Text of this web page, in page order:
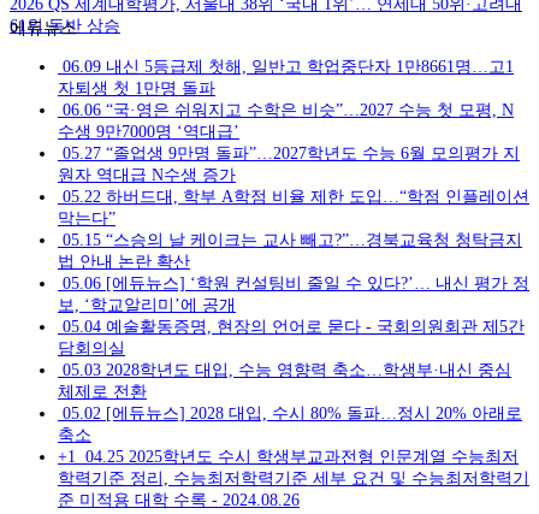
2026 QS 세계대학평가, 서울대 38위 ‘국내 1위’… 연세대 50위·고려대
61위 동반 상승
에듀뉴스
06.09 내신 5등급제 첫해, 일반고 학업중단자 1만8661명…고1
자퇴생 첫 1만명 돌파
06.06 “국·영은 쉬워지고 수학은 비슷”…2027 수능 첫 모평, N
수생 9만7000명 ‘역대급’
05.27 “졸업생 9만명 돌파”…2027학년도 수능 6월 모의평가 지
원자 역대급 N수생 증가
05.22 하버드대, 학부 A학점 비율 제한 도입…“학점 인플레이션
막는다”
05.15 “스승의 날 케이크는 교사 빼고?”…경북교육청 청탁금지
법 안내 논란 확산
05.06 [에듀뉴스] ‘학원 컨설팅비 줄일 수 있다?’… 내신 평가 정
보, ‘학교알리미’에 공개
05.04 예술활동증명, 현장의 언어로 묻다 - 국회의원회관 제5간
담회의실
05.03 2028학년도 대입, 수능 영향력 축소…학생부·내신 중심
체제로 전환
05.02 [에듀뉴스] 2028 대입, 수시 80% 돌파…정시 20% 아래로
축소
+1 04.25 2025학년도 수시 학생부교과전형 인문계열 수능최저
학력기준 정리, 수능최저학력기준 세부 요건 및 수능최저학력기
준 미적용 대학 수록 - 2024.08.26